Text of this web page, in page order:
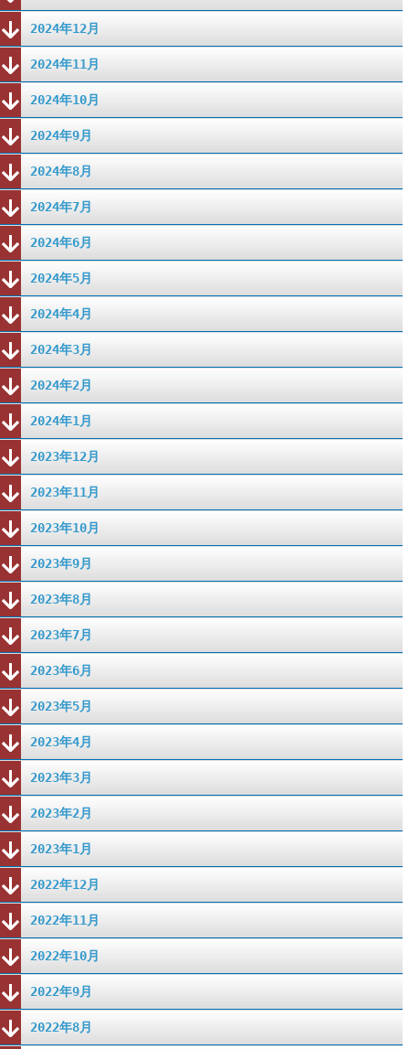
2024年12月
2024年11月
2024年10月
2024年9月
2024年8月
2024年7月
2024年6月
2024年5月
2024年4月
2024年3月
2024年2月
2024年1月
2023年12月
2023年11月
2023年10月
2023年9月
2023年8月
2023年7月
2023年6月
2023年5月
2023年4月
2023年3月
2023年2月
2023年1月
2022年12月
2022年11月
2022年10月
2022年9月
2022年8月